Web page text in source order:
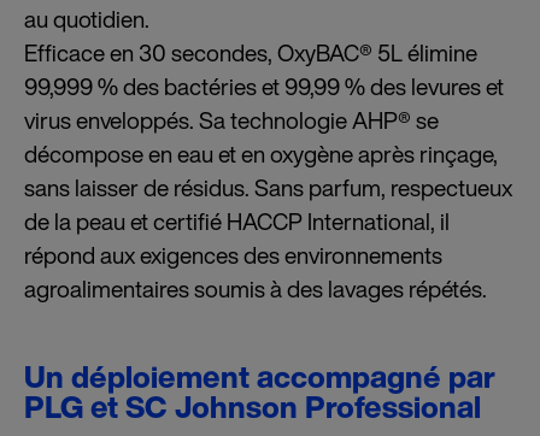
au quotidien.
Efficace en 30 secondes, OxyBAC® 5L élimine
99,999 % des bactéries et 99,99 % des levures et
virus enveloppés. Sa technologie AHP® se
décompose en eau et en oxygène après rinçage,
sans laisser de résidus. Sans parfum, respectueux
de la peau et certifié HACCP International, il
répond aux exigences des environnements
agroalimentaires soumis à des lavages répétés.
Un déploiement accompagné par
PLG et SC Johnson Professional